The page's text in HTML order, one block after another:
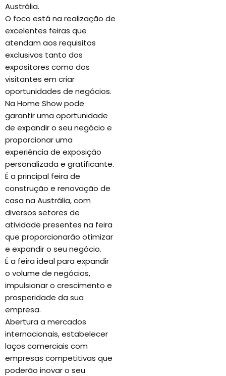
Austrália.
O foco está na realização de
excelentes feiras que
atendam aos requisitos
exclusivos tanto dos
expositores como dos
visitantes em criar
oportunidades de negócios.
Na Home Show pode
garantir uma oportunidade
de expandir o seu negócio e
proporcionar uma
experiência de exposição
personalizada e gratificante.
É a principal feira de
construção e renovação de
casa na Austrália, com
diversos setores de
atividade presentes na feira
que proporcionarão otimizar
e expandir o seu negócio.
É a feira ideal para expandir
o volume de negócios,
impulsionar o crescimento e
prosperidade da sua
empresa.
Abertura a mercados
internacionais, estabelecer
laços comerciais com
empresas competitivas que
poderão inovar o seu